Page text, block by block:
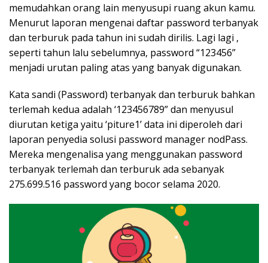
memudahkan orang lain menyusupi ruang akun kamu.
Menurut laporan mengenai daftar password terbanyak
dan terburuk pada tahun ini sudah dirilis. Lagi lagi ,
seperti tahun lalu sebelumnya, password “123456”
menjadi urutan paling atas yang banyak digunakan.
Kata sandi (Password) terbanyak dan terburuk bahkan
terlemah kedua adalah ‘123456789” dan menyusul
diurutan ketiga yaitu ‘piture1’ data ini diperoleh dari
laporan penyedia solusi password manager nodPass.
Mereka mengenalisa yang menggunakan password
terbanyak terlemah dan terburuk ada sebanyak
275.699.516 password yang bocor selama 2020.